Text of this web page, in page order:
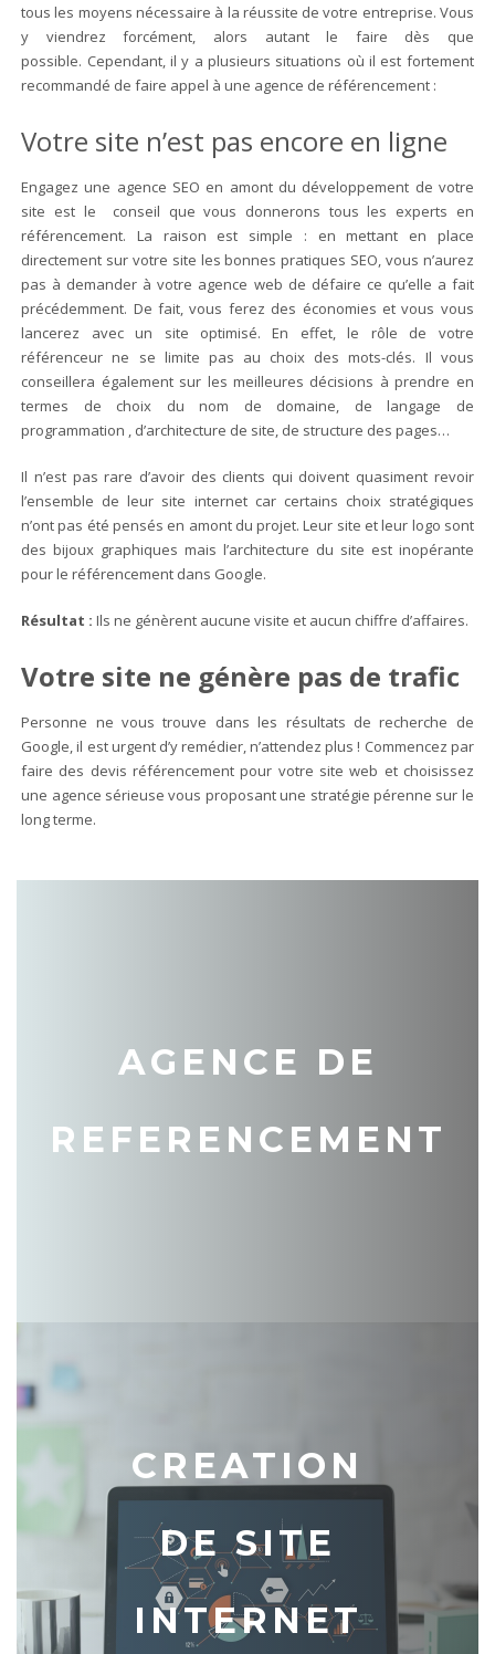
tous les moyens nécessaire à la réussite de votre entreprise. Vous
y viendrez forcément, alors autant le faire dès que
possible. Cependant, il y a plusieurs situations où il est fortement
recommandé de faire appel à une agence de référencement :
Votre site n’est pas encore en ligne
Engagez une agence SEO en amont du développement de votre
site est le conseil que vous donnerons tous les experts en
référencement. La raison est simple : en mettant en place
directement sur votre site les bonnes pratiques SEO, vous n’aurez
pas à demander à votre agence web de défaire ce qu’elle a fait
précédemment. De fait, vous ferez des économies et vous vous
lancerez avec un site optimisé. En effet, le rôle de votre
référenceur ne se limite pas au choix des mots-clés. Il vous
conseillera également sur les meilleures décisions à prendre en
termes de choix du nom de domaine, de langage de
programmation , d’architecture de site, de structure des pages…
Il n’est pas rare d’avoir des clients qui doivent quasiment revoir
l’ensemble de leur site internet car certains choix stratégiques
n’ont pas été pensés en amont du projet. Leur site et leur logo sont
des bijoux graphiques mais l’architecture du site est inopérante
pour le référencement dans Google.
Résultat : Ils ne génèrent aucune visite et aucun chiffre d’affaires.
Votre site ne génère pas de trafic
Personne ne vous trouve dans les résultats de recherche de
Google, il est urgent d’y remédier, n’attendez plus ! Commencez par
faire des devis référencement pour votre site web et choisissez
une agence sérieuse vous proposant une stratégie pérenne sur le
long terme.
AGENCE DE
REFERENCEMENT
CREATION
DE SITE
INTERNET